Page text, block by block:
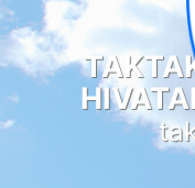
Ugrás
a
tartalomhoz